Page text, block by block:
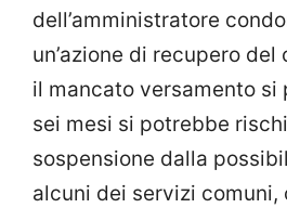
dell’amministratore
un’azione di recupero
il mancato versamento si
sei mesi si potrebbe
sospensione dalla
alcuni dei servizi comuni,